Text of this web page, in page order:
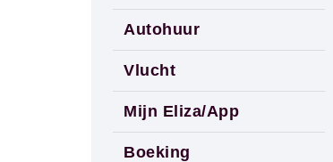
Autohuur
Vlucht
Mijn Eliza/App
Boeking